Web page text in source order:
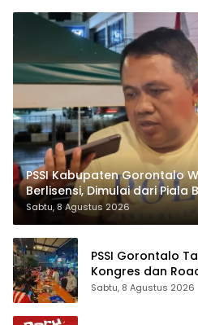
PSSI Kabupaten Gorontalo
Berlisensi, Dimulai dari Piala
Sabtu, 8 Agustus 2026
PSSI Gorontalo
Kongres dan
Sabtu, 8 Agustus 2026